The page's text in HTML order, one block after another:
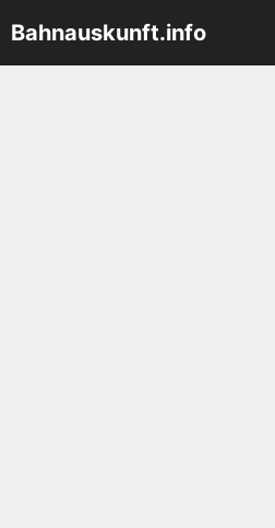
Inhalt
springen
Bahnauskunft.info